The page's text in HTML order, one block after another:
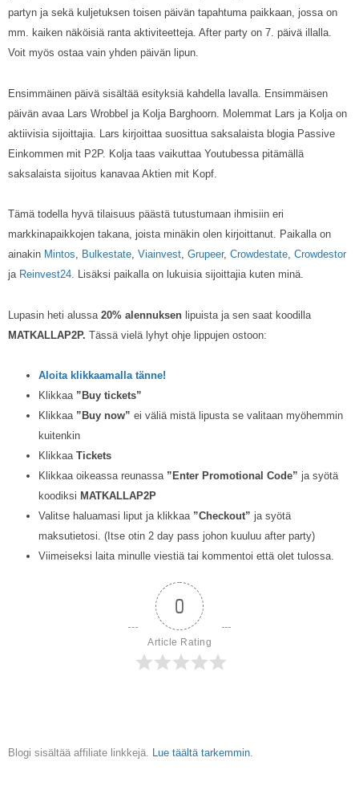
partyn ja sekä kuljetuksen toisen päivän tapahtuma paikkaan, jossa on
mm. kaiken näköisiä ranta aktiviteetteja. After party on 7. päivä illalla.
Voit myös ostaa vain yhden päivän lipun.
Ensimmäinen päivä sisältää esityksiä kahdella lavalla. Ensimmäisen
päivän avaa Lars Wrobbel ja Kolja Barghoorn. Molemmat Lars ja Kolja on
aktiivisia sijoittajia. Lars kirjoittaa suosittua saksalaista blogia Passive
Einkommen mit P2P. Kolja taas vaikuttaa Youtubessa pitämällä
saksalaista sijoitus kanavaa Aktien mit Kopf.
Tämä todella hyvä tilaisuus päästä tutustumaan ihmisiin eri
markkinapaikkojen takana, joista minäkin olen kirjoittanut. Paikalla on
ainakin Mintos, Bulkestate, Viainvest, Grupeer, Crowdestate, Crowdestor
ja Reinvest24. Lisäksi paikalla on lukuisia sijoittajia kuten minä.
Lupasin heti alussa 20% alennuksen lipuista ja sen saat koodilla
MATKALLAP2P. Tässä vielä lyhyt ohje lippujen ostoon:
Aloita klikkaamalla tänne!
Klikkaa ”Buy tickets”
Klikkaa ”Buy now” ei väliä mistä lipusta se valitaan myöhemmin
kuitenkin
KlikkaaTickets
Klikkaa oikeassa reunassa ”Enter Promotional Code” ja syötä
koodiksi MATKALLAP2P
Valitse haluamasi liput ja klikkaa ”Checkout” ja syötä
maksutietosi. (Itse otin 2 day pass johon kuuluu after party)
Viimeiseksi laita minulle viestiä tai kommentoi että olet tulossa.
0
Article Rating
Blogi sisältää affiliate linkkejä. Lue täältä tarkemmin.